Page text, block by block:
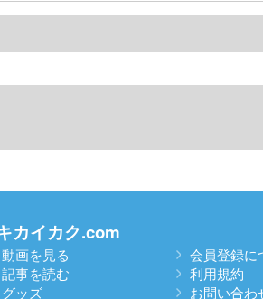
カイカク.com
動画を見る
記事を読む
グッズ
会員登録に
利用規約
お問い合わ